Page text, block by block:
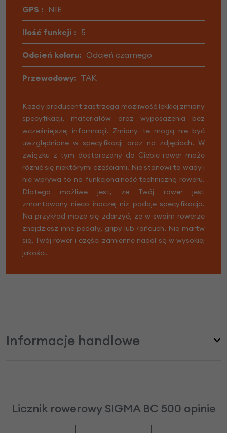
GPS : NIE
Ilość funkcji : 5
Odcień koloru: Odcień czarnego
Przewodowy: TAK
Każdy producent zastrzega możliwość lekkiej zmiany
specyfikacji, materiałów oraz wyposażenia bez
wcześniejszej informacji. Zmiany te mogą nie być
uwzględnione w specyfikacji oraz na zdjęciach. W
związku z tym dostarczony do Ciebie rower może
różnić się niektórymi częściami. Nie stanowi to wady i
nie wpływa to na funkcjonalność techniczną roweru.
Dlatego możliwe jest, że Twój rower jest
zmontowany nieco inaczej niż podaje specyfikacja.
Na przykład może się zdarzyć, że w swoim rowerze
znajdziesz inne pedały, gripy lub łańcuch. Nie martw
się, Twój rower i części zamienne nadal są w wysokiej
jakości.
Informacje handlowe
Licznik rowerowy SIGMA BC 500 opinie